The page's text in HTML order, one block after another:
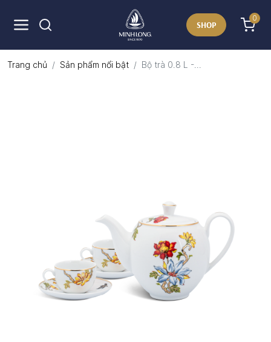
SHOP
0
Trang chủ Sản phẩm nổi bật Bộ trà 0.8 L -...